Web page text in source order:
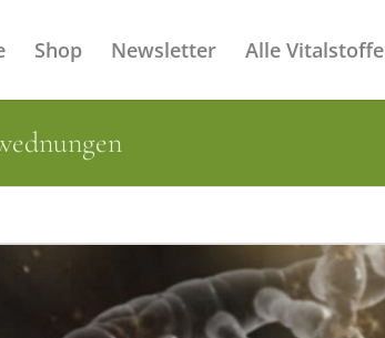
Shop Newsletter Alle Vitalstoffe